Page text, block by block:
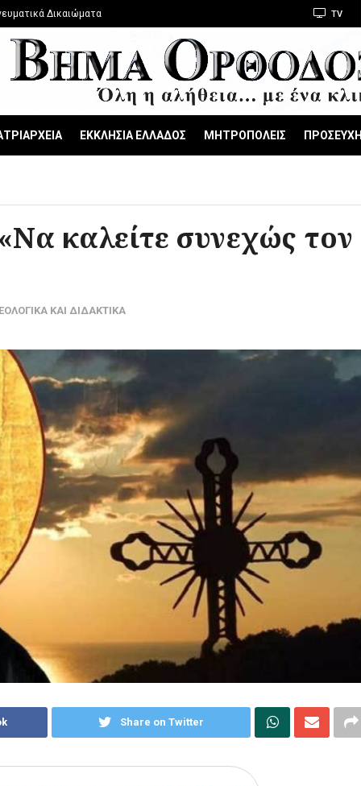
Δικαιώματα TV
ΕΚΚΛΗΣΙΑ ΕΛΛΑΔΟΣ ΜΗΤΡΟΠΟΛΕΙΣ ΠΡΟΣΕΥΧΗ
καλείτε συνεχώς τον
ΚΑΙ ΔΙΔΑΚΤΙΚΑ
Share on Twitter